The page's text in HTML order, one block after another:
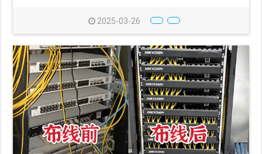
2025-03-26